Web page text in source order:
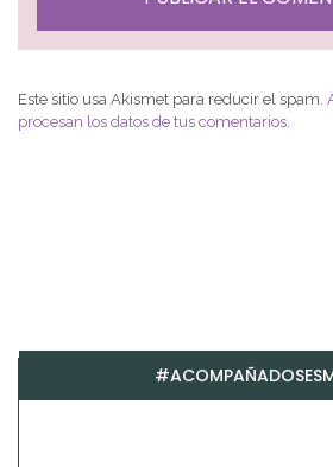
Este sitio usa Akismet para reducir el spam.
procesan los datos de tus comentarios.